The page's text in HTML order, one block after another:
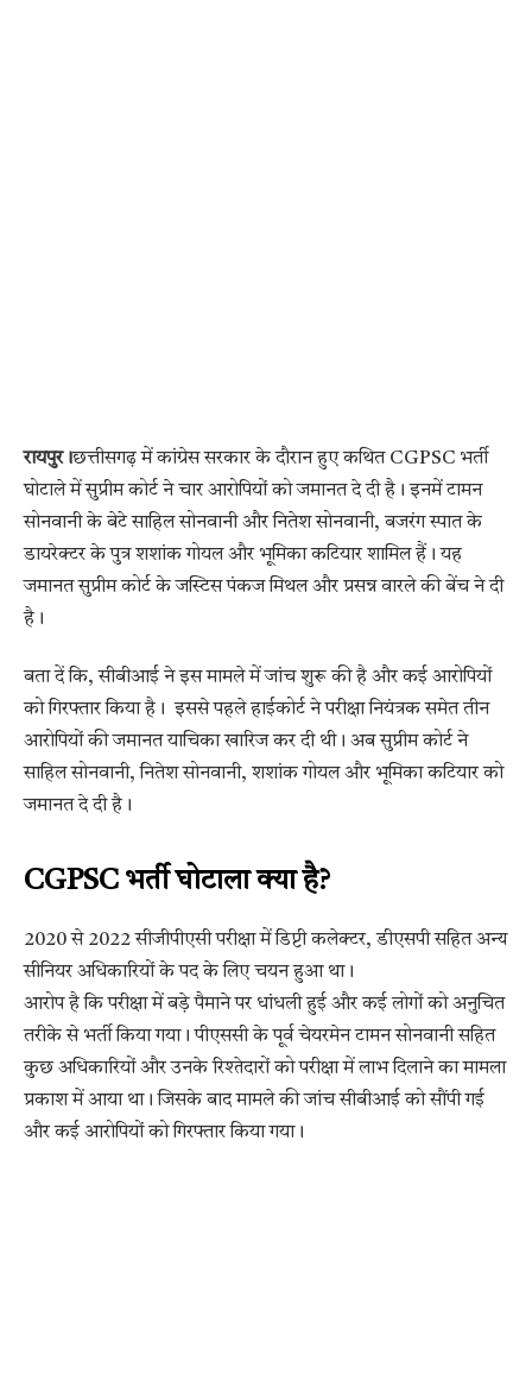
रायपुर।छत्तीसगढ़ में कांग्रेस सरकार के दौरान हुए कथित CGPSC भर्ती
घोटाले में सुप्रीम कोर्ट ने चार आरोपियों को जमानत दे दी है। इनमें टामन
सोनवानी के बेटे साहिल सोनवानी और नितेश सोनवानी, बजरंग स्पात के
डायरेक्टर के पुत्र शशांक गोयल और भूमिका कटियार शामिल हैं। यह
जमानत सुप्रीम कोर्ट के जस्टिस पंकज मिथल और प्रसन्न वारले की बेंच ने दी
है।
बता दें कि, सीबीआई ने इस मामले में जांच शुरू की है और कई आरोपियों
को गिरफ्तार किया है। इससे पहले हाईकोर्ट ने परीक्षा नियंत्रक समेत तीन
आरोपियों की जमानत याचिका खारिज कर दी थी। अब सुप्रीम कोर्ट ने
साहिल सोनवानी, नितेश सोनवानी, शशांक गोयल और भूमिका कटियार को
जमानत दे दी है।
CGPSC भर्ती घोटाला क्या है?
2020 से 2022 सीजीपीएसी परीक्षा में डिप्टी कलेक्टर, डीएसपी सहित अन्य
सीनियर अधिकारियों के पद के लिए चयन हुआ था।
आरोप है कि परीक्षा में बड़े पैमाने पर धांधली हुई और कई लोगों को अनुचित
तरीके से भर्ती किया गया। पीएससी के पूर्व चेयरमेन टामन सोनवानी सहित
कुछ अधिकारियों और उनके रिश्तेदारों को परीक्षा में लाभ दिलाने का मामला
प्रकाश में आया था। जिसके बाद मामले की जांच सीबीआई को सौंपी गई
और कई आरोपियों को गिरफ्तार किया गया।